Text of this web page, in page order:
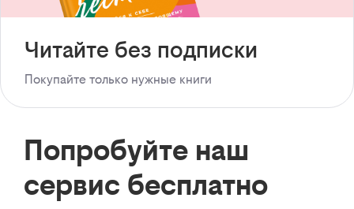
Читайте без подписки
Покупайте только нужные книги
Попробуйте наш
сервис бесплатно